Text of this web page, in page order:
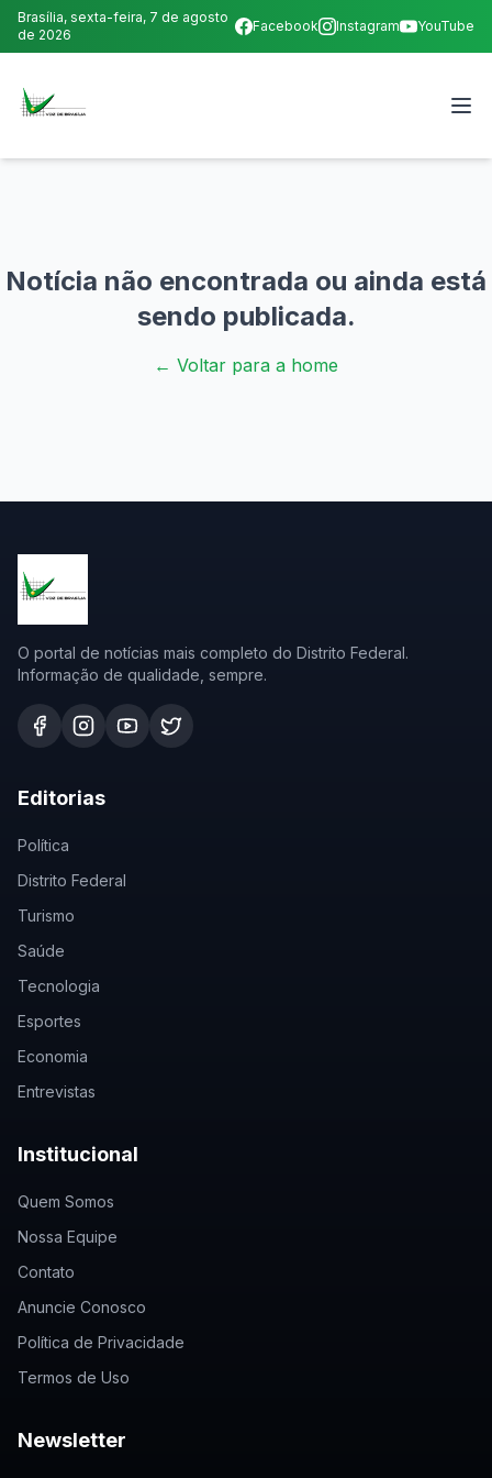
Brasília, sexta-feira, 7 de agosto
de 2026
Facebook Instagram YouTube
Notícia não encontrada ou ainda está
sendo publicada.
← Voltar para a home
O portal de notícias mais completo do Distrito Federal.
Informação de qualidade, sempre.
Editorias
Política
Distrito Federal
Turismo
Saúde
Tecnologia
Esportes
Economia
Entrevistas
Institucional
Quem Somos
Nossa Equipe
Contato
Anuncie Conosco
Política de Privacidade
Termos de Uso
Newsletter